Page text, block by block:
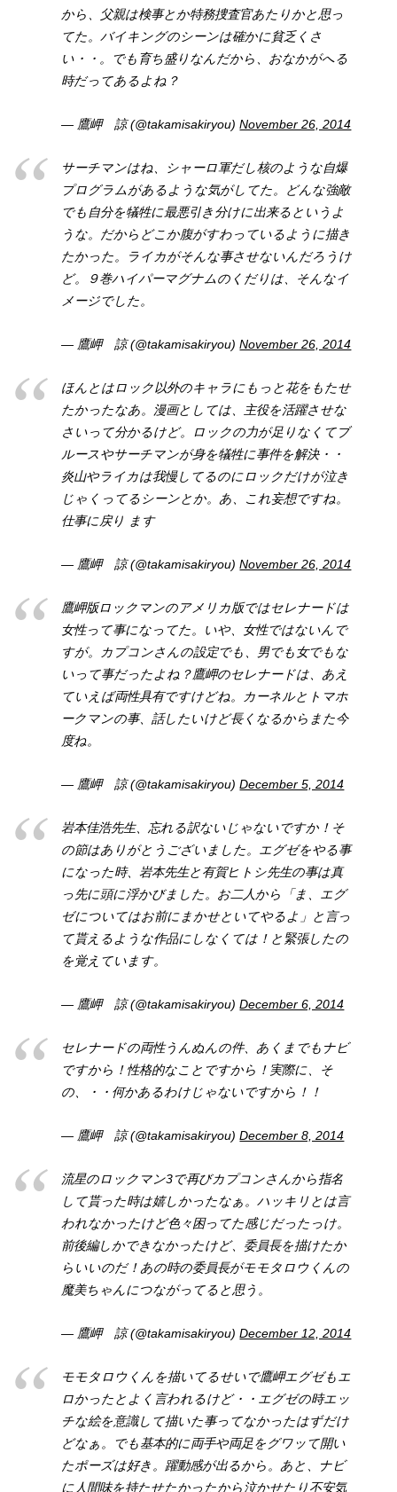
から、父親は検事とか特務捜査官あたりかと思っ
てた。バイキングのシーンは確かに貧乏くさ
い・・。でも育ち盛りなんだから、おなかがへる
時だってあるよね？
— 鷹岬 諒 (@takamisakiryou)November 26, 2014
サーチマンはね、シャーロ軍だし核のような自爆
プログラムがあるような気がしてた。どんな強敵
でも自分を犠牲に最悪引き分けに出来るというよ
うな。だからどこか腹がすわっているように描き
たかった。ライカがそんな事させないんだろうけ
ど。９巻ハイパーマグナムのくだりは、そんなイ
メージでした。
— 鷹岬 諒 (@takamisakiryou)November 26, 2014
ほんとはロック以外のキャラにもっと花をもたせ
たかったなあ。漫画としては、主役を活躍させな
さいって分かるけど。ロックの力が足りなくてブ
ルースやサーチマンが身を犠牲に事件を解決・・
炎山やライカは我慢してるのにロックだけが泣き
じゃくってるシーンとか。あ、これ妄想ですね。
仕事に戻り ます
— 鷹岬 諒 (@takamisakiryou)November 26, 2014
鷹岬版ロックマンのアメリカ版ではセレナードは
女性って事になってた。いや、女性ではないんで
すが。カプコンさんの設定でも、男でも女でもな
いって事だったよね？鷹岬のセレナードは、あえ
ていえば両性具有ですけどね。カーネルとトマホ
ークマンの事、話したいけど長くなるからまた今
度ね。
— 鷹岬 諒 (@takamisakiryou)December 5, 2014
岩本佳浩先生、忘れる訳ないじゃないですか！そ
の節はありがとうございました。エグゼをやる事
になった時、岩本先生と有賀ヒトシ先生の事は真
っ先に頭に浮かびました。お二人から「ま、エグ
ゼについてはお前にまかせといてやるよ」と言っ
て貰えるような作品にしなくては！と緊張したの
を覚えています。
— 鷹岬 諒 (@takamisakiryou)December 6, 2014
セレナードの両性うんぬんの件、あくまでもナビ
ですから！性格的なことですから！実際に、そ
の、・・何かあるわけじゃないですから！！
— 鷹岬 諒 (@takamisakiryou)December 8, 2014
流星のロックマン3で再びカプコンさんから指名
して貰った時は嬉しかったなぁ。ハッキリとは言
われなかったけど色々困ってた感じだったっけ。
前後編しかできなかったけど、委員長を描けたか
らいいのだ！あの時の委員長がモモタロウくんの
魔美ちゃんにつながってると思う。
— 鷹岬 諒 (@takamisakiryou)December 12, 2014
モモタロウくんを描いてるせいで鷹岬エグゼもエ
ロかったとよく言われるけど・・エグゼの時エッ
チな絵を意識して描いた事ってなかったはずだけ
どなぁ。でも基本的に両手や両足をグワッて開い
たポーズは好き。躍動感が出るから。あと、ナビ
に人間味を持たせたかったから泣かせたり不安気